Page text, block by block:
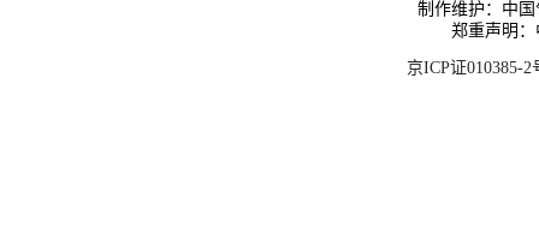
制作维护：中
郑重声明
京ICP证010385-2